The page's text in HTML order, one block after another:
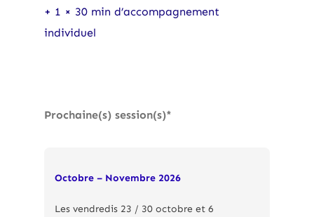
+ 1 × 30 min d’accompagnement
individuel
Prochaine(s) session(s)*
Octobre – Novembre 2026
Les vendredis 23 / 30 octobre et 6